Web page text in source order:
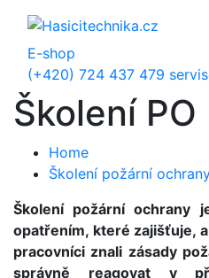
E-shop
(+420) 724 437 479
Školení PO
Home
Školení požární
Školení požární ochrany
opatřením, které zajišťuje,
pracovníci znali zásady
správně reagovat v